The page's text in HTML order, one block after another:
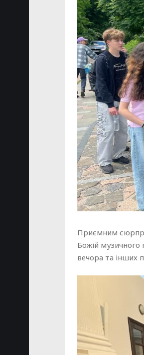
Приємним
Божій музичного
вечора та інших